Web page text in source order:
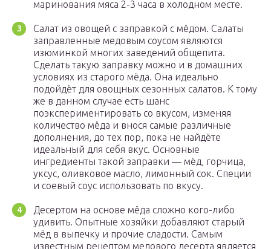
маринования мяса 2-3 часа в холодном месте.
Салат из овощей с заправкой с мёдом. Салаты
заправленные медовым соусом являются
изюминкой многих заведений общепита.
Сделать такую заправку можно и в домашних
условиях из старого мёда. Она идеально
подойдёт для овощных сезонных салатов. К тому
же в данном случае есть шанс
поэкспериментировать со вкусом, изменяя
количество мёда и внося самые различные
дополнения, до тех пор, пока не найдёте
идеальный для себя вкус. Основные
ингредиенты такой заправки — мёд, горчица,
уксус, оливковое масло, лимонный сок. Специи
и соевый соус использовать по вкусу.
Десертом на основе мёда сложно кого-либо
удивить. Опытные хозяйки добавляют старый
мёд в выпечку и прочие сладости. Самым
известным рецептом медового десерта является